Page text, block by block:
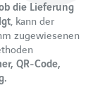
die Lieferung
, kann der
zugewiesenen
QR-Code,